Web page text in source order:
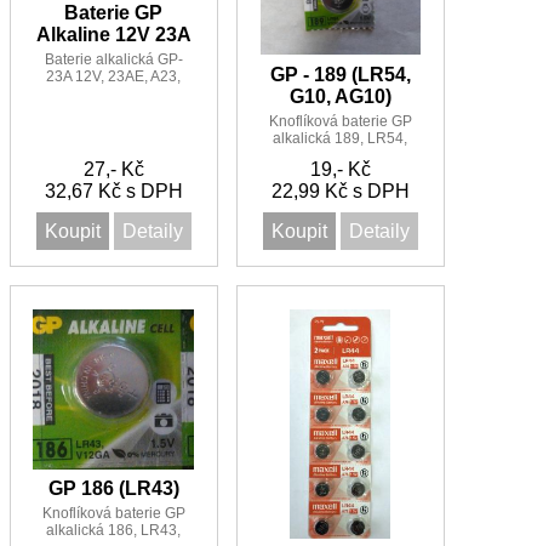
Baterie GP
Alkaline 12V 23A
Baterie alkalická GP-
23A 12V, 23AE, A23,
27,- Kč
32,67 Kč s DPH
Koupit
Detaily
GP - 189 (LR54,
G10, AG10)
Knoflíková baterie GP
alkalická 189, LR54,
L1131, LR1130
19,- Kč
22,99 Kč s DPH
Koupit
Detaily
GP 186 (LR43)
Knoflíková baterie GP
alkalická 186, LR43,